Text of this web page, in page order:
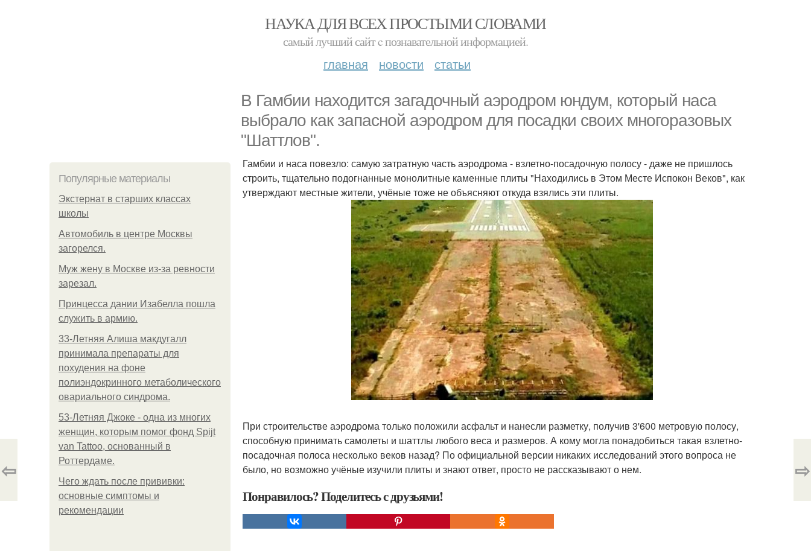
НАУКА ДЛЯ ВСЕХ ПРОСТЫМИ СЛОВАМИ
самый лучший сайт c познавательной информацией.
главная новости статьи
В Гамбии находится загадочный аэродром юндум, который наса
выбрало как запасной аэродром для посадки своих многоразовых
"Шаттлов".
Популярные материалы
Экстернат в старших классах
школы
Автомобиль в центре Москвы
загорелся.
Mуж жену в Москве из-за ревности
зарезал.
Принцесса дании Изабелла пошла
служить в армию.
33-Летняя Алиша макдугалл
принимала препараты для
похудения на фоне
полиэндокринного метаболического
овариального синдрома.
53-Летняя Джоке - одна из многих
женщин, которым помог фонд Spijt
van Tattoo, основанный в
Роттердаме.
Чего ждать после прививки:
основные симптомы и
рекомендации
Гамбии и наса повезло: самую затратную часть аэродрома - взлетно-посадочную полосу - даже не пришлось
строить, тщательно подогнанные монолитные каменные плиты "Находились в Этом Месте Испокон Веков", как
утверждают местные жители, учёные тоже не объясняют откуда взялись эти плиты.
При строительстве аэродрома только положили асфальт и нанесли разметку, получив 3'600 метровую полосу,
способную принимать самолеты и шаттлы любого веса и размеров. А кому могла понадобиться такая взлетно-
посадочная полоса несколько веков назад? По официальной версии никаких исследований этого вопроса не
было, но возможно учёные изучили плиты и знают ответ, просто не рассказывают о нем.
Понравилось? Поделитесь с друзьями!
⇦ ⇨